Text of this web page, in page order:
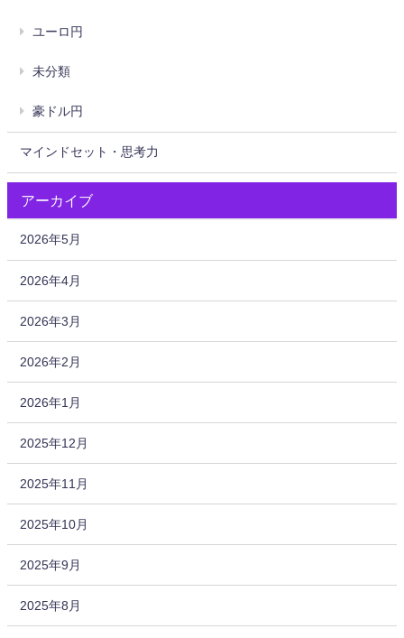
ユーロ円
未分類
豪ドル円
マインドセット・思考力
アーカイブ
2026年5月
2026年4月
2026年3月
2026年2月
2026年1月
2025年12月
2025年11月
2025年10月
2025年9月
2025年8月